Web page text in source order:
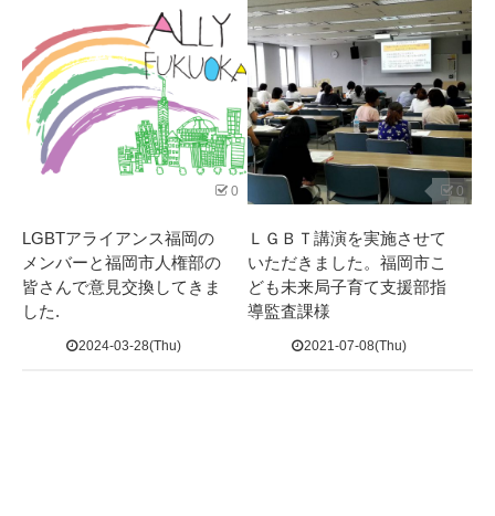
0
LGBTアライアンス福岡の
メンバーと福岡市人権部の
皆さんで意見交換してきま
した.
2024-03-28(Thu)
0
ＬＧＢＴ講演を実施させて
いただきました。福岡市こ
ども未来局子育て支援部指
導監査課様
2021-07-08(Thu)